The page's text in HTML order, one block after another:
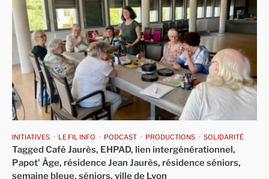
INITIATIVES LE FIL INFO PODCAST PRODUCTIONS SOLIDARITÉ
Tagged Café Jaurès, EHPAD, lien intergénérationnel,
Papot' Âge, résidence Jean Jaurès, résidence séniors,
semaine bleue, séniors, ville de Lyon